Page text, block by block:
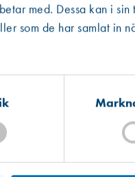
med. Dessa kan i sin
som de har samlat in
hit
hit
Hitta hit